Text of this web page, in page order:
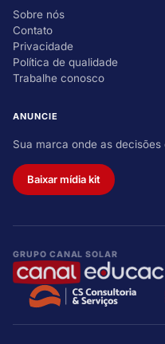
Sobre nós
Contato
Privacidade
Política de qualidade
Trabalhe conosco
ANUNCIE
Sua marca onde as
Baixar mídia kit
GRUPO CANAL SOLAR